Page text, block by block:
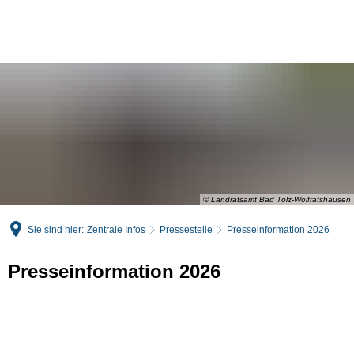
© Landratsamt Bad Tölz-Wolfratshausen
Sie sind hier: Zentrale Infos Pressestelle Presseinformation 2026
Presseinformation 2026